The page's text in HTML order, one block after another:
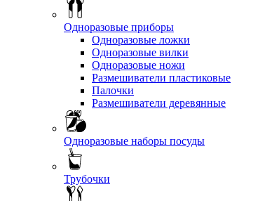
Одноразовые приборы
Одноразовые ложки
Одноразовые вилки
Одноразовые ножи
Размешиватели пластиковые
Палочки
Размешиватели деревянные
Одноразовые наборы посуды
Трубочки